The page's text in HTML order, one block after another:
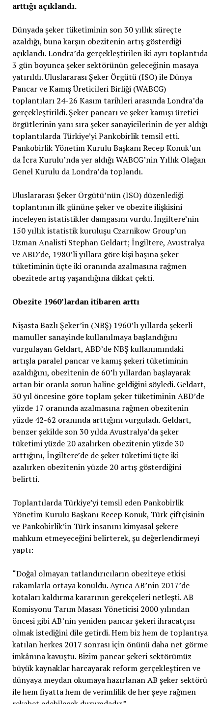
arttığı açıklandı.
Dünyada şeker tüketiminin son 30 yıllık süreçte
azaldığı, buna karşın obezitenin artış gösterdiği
açıklandı. Londra’da gerçekleştirilen iki ayrı toplantıda
3 gün boyunca şeker sektörünün geleceğinin masaya
yatırıldı. Uluslararası Şeker Örgütü (ISO) ile Dünya
Pancar ve Kamış Üreticileri Birliği (WABCG)
toplantıları 24-26 Kasım tarihleri arasında Londra’da
gerçekleştirildi. Şeker pancarı ve şeker kamışı üretici
örgütlerinin yanı sıra şeker sanayicilerinin de yer aldığı
toplantılarda Türkiye’yi Pankobirlik temsil etti.
Pankobirlik Yönetim Kurulu Başkanı Recep Konuk’un
da İcra Kurulu’nda yer aldığı WABCG’nin Yıllık Olağan
Genel Kurulu da Londra’da toplandı.
Uluslararası Şeker Örgütü’nün (ISO) düzenlediği
toplantının ilk gününe şeker ve obezite ilişkisini
inceleyen istatistikler damgasını vurdu. İngiltere’nin
150 yıllık istatistik kuruluşu Czarnikow Group’un
Uzman Analisti Stephan Geldart; İngiltere, Avustralya
ve ABD’de, 1980’li yıllara göre kişi başına şeker
tüketiminin üçte iki oranında azalmasına rağmen
obezitede artış yaşandığına dikkat çekti.
Obezite 1960’lardan itibaren arttı
Nişasta Bazlı Şeker’in (NBŞ) 1960’lı yıllarda şekerli
mamuller sanayinde kullanılmaya başlandığını
vurgulayan Geldart, ABD’de NBŞ kullanımındaki
artışla paralel pancar ve kamış şekeri tüketiminin
azaldığını, obezitenin de 60’lı yıllardan başlayarak
artan bir oranla sorun haline geldiğini söyledi. Geldart,
30 yıl öncesine göre toplam şeker tüketiminin ABD’de
yüzde 17 oranında azalmasına rağmen obezitenin
yüzde 42-62 oranında arttığını vurguladı. Geldart,
benzer şekilde son 30 yılda Avustralya’da şeker
tüketimi yüzde 20 azalırken obezitenin yüzde 30
arttığını, İngiltere’de de şeker tüketimi üçte iki
azalırken obezitenin yüzde 20 artış gösterdiğini
belirtti.
Toplantılarda Türkiye’yi temsil eden Pankobirlik
Yönetim Kurulu Başkanı Recep Konuk, Türk çiftçisinin
ve Pankobirlik’in Türk insanını kimyasal şekere
mahkum etmeyeceğini belirterek, şu değerlendirmeyi
yaptı:
“Doğal olmayan tatlandırıcıların obeziteye etkisi
rakamlarla ortaya konuldu. Ayrıca AB’nin 2017’de
kotaları kaldırma kararının gerekçeleri netleşti. AB
Komisyonu Tarım Masası Yöneticisi 2000 yılından
öncesi gibi AB’nin yeniden pancar şekeri ihracatçısı
olmak istediğini dile getirdi. Hem biz hem de toplantıya
katılan herkes 2017 sonrası için önünü daha net görme
imkânına kavuştu. Bizim pancar şekeri sektörümüz
büyük kaynaklar harcayarak reform gerçekleştiren ve
dünyaya meydan okumaya hazırlanan AB şeker sektörü
ile hem fiyatta hem de verimlilik de her şeye rağmen